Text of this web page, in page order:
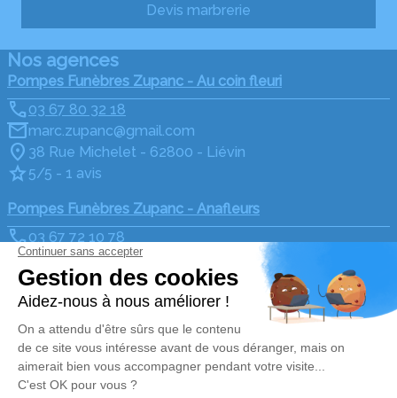
Devis marbrerie
Nos agences
Pompes Funèbres Zupanc - Au coin fleuri
03 67 80 32 18
marc.zupanc@gmail.com
38 Rue Michelet - 62800 - Liévin
5/5 - 1 avis
Pompes Funèbres Zupanc - Anafleurs
03 67 72 10 78
marc.zupanc@gmail.com
88 Rue Pasteur - 62800 - Liévin
4.3/5 - 43 avis
Nos Services
Organiser des obsèques
Monuments funéraires
Liens utiles
Avis de décès
Demande de rendez-vous